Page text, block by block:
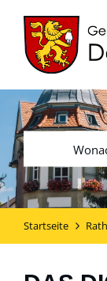
Startseite